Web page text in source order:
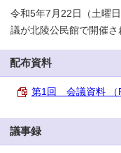
令和5年7月22日（土曜
議が北陵公民館で開催さ
配布資料
第1回 会議資料 （
議事録